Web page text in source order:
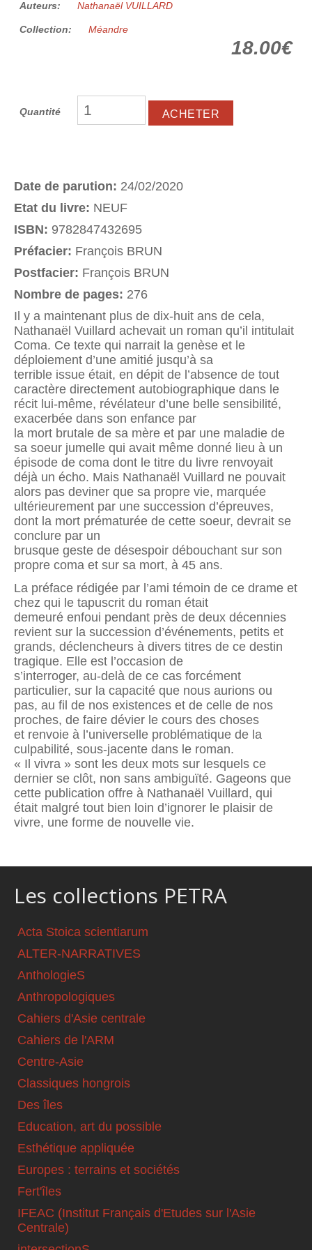
Auteurs: Nathanaël VUILLARD
Collection: Méandre
18.00€
Quantité
Date de parution: 24/02/2020
Etat du livre: NEUF
ISBN: 9782847432695
Préfacier: François BRUN
Postfacier: François BRUN
Nombre de pages: 276
Il y a maintenant plus de dix-huit ans de cela,
Nathanaël Vuillard achevait un roman qu’il intitulait
Coma. Ce texte qui narrait la genèse et le
déploiement d’une amitié jusqu’à sa
terrible issue était, en dépit de l’absence de tout
caractère directement autobiographique dans le
récit lui-même, révélateur d’une belle sensibilité,
exacerbée dans son enfance par
la mort brutale de sa mère et par une maladie de
sa soeur jumelle qui avait même donné lieu à un
épisode de coma dont le titre du livre renvoyait
déjà un écho. Mais Nathanaël Vuillard ne pouvait
alors pas deviner que sa propre vie, marquée
ultérieurement par une succession d’épreuves,
dont la mort prématurée de cette soeur, devrait se
conclure par un
brusque geste de désespoir débouchant sur son
propre coma et sur sa mort, à 45 ans.
La préface rédigée par l’ami témoin de ce drame et
chez qui le tapuscrit du roman était
demeuré enfoui pendant près de deux décennies
revient sur la succession d’événements, petits et
grands, déclencheurs à divers titres de ce destin
tragique. Elle est l’occasion de
s’interroger, au-delà de ce cas forcément
particulier, sur la capacité que nous aurions ou
pas, au fil de nos existences et de celle de nos
proches, de faire dévier le cours des choses
et renvoie à l’universelle problématique de la
culpabilité, sous-jacente dans le roman.
« Il vivra » sont les deux mots sur lesquels ce
dernier se clôt, non sans ambiguïté. Gageons que
cette publication offre à Nathanaël Vuillard, qui
était malgré tout bien loin d’ignorer le plaisir de
vivre, une forme de nouvelle vie.
Les collections PETRA
Acta Stoica scientiarum
ALTER-NARRATIVES
AnthologieS
Anthropologiques
Cahiers d'Asie centrale
Cahiers de l'ARM
Centre-Asie
Classiques hongrois
Des îles
Education, art du possible
Esthétique appliquée
Europes : terrains et sociétés
Fert'îles
IFEAC (Institut Français d'Etudes sur l'Asie
Centrale)